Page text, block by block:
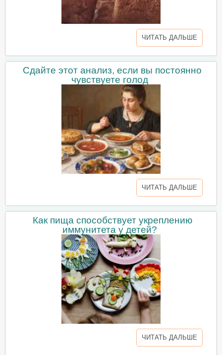
ЧИТАТЬ ДАЛЬШЕ
Сдайте этот анализ, если вы постоянно
чувствуете голод
ЧИТАТЬ ДАЛЬШЕ
Как пища способствует укреплению
иммунитета у детей?
ЧИТАТЬ ДАЛЬШЕ